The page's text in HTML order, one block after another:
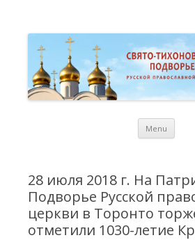
Торонто
Menu Skip
28 июля 2018 г. На
Подворье Русской
церкви в Торонто
отметили 1030-летие